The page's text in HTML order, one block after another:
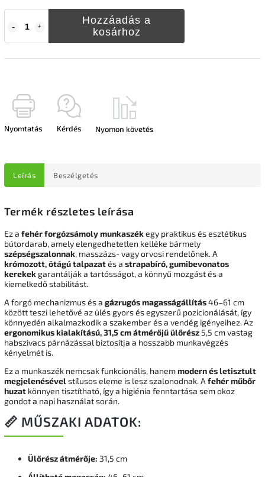
Hozzáadás a
kosárhoz
Nyomtatás Kérdés Nyomon követés
Leírás Beszélgetés
Termék részletes leírása
Ez a fehér forgózsámoly munkaszékegy praktikus és esztétikus
bútordarab, amely elengedhetetlen kelléke bármely
szépségszalonnak, masszázs- vagy orvosi rendelőnek. A
krómozott, ötágú talpazatés a strapabíró, gumibevonatos
kerekek garantálják a tartósságot, a könnyű mozgást és a
kiemelkedő stabilitást.
A forgó mechanizmus és a gázrugós magasságállítás46–61 cm
között teszi lehetővé az ülés gyors és egyszerű pozicionálását, így
könnyedén alkalmazkodik a szakember és a vendég igényeihez. Az
ergonomikus kialakítású, 31,5 cm átmérőjű ülőrész 5,5 cm vastag
habszivacs párnázással biztosítja a hosszabb munkavégzés
kényelmét is.
Ez a munkaszék nemcsak funkcionális, hanemmodern és letisztult
megjelenésévelstílusos eleme is lesz szalonodnak. A fehér műbőr
huzat könnyen tisztítható, így a higiénia fenntartása sem okoz
gondot a napi használat során.
📏 MŰSZAKI ADATOK:
Ülőrész átmérője: 31,5 cm